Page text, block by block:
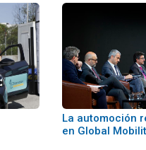
La automoción
en Global